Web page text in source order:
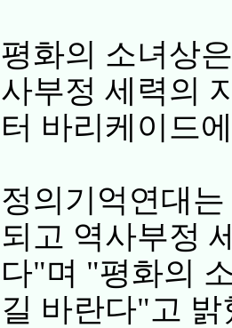
평화의 소녀상
사부정 세력의
터 바리케이드
정의기억연대
되고 역사부정
다"며 "평화의
길 바란다"고